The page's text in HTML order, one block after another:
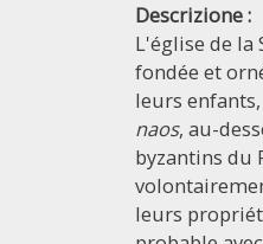
Descrizione :
L'église de la
fondée et
leurs
naos, au-
byzantins du
leurs